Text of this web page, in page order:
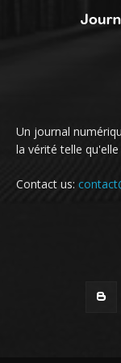
Un journal
la vérité telle
Contact us: